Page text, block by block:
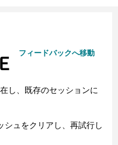
フィードバックへ移動
し、既存のセッションに
シュをクリアし、再試行し